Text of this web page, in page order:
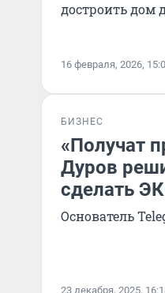
достроить дом
16 февраля, 2026,
БИЗНЕС
«Получат
Дуров
сделать
Основатель
23 декабря, 2025,